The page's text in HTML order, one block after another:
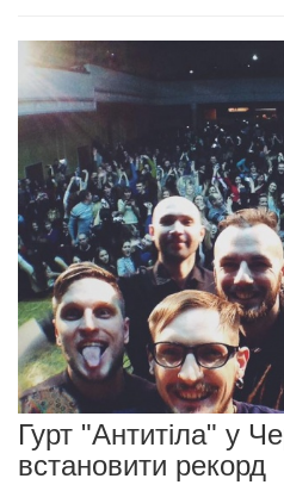
Гурт "Антитіла" у
встановити рекорд